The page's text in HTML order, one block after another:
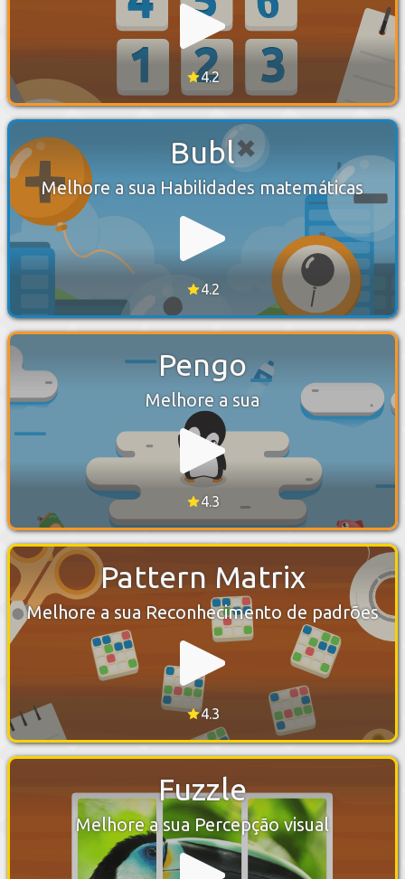
4.2
Bubl
Melhore a sua Habilidades matemáticas
4.2
Pengo
Melhore a sua
4.3
Pattern Matrix
Melhore a sua Reconhecimento de padrões
4.3
Fuzzle
Melhore a sua Percepção visual